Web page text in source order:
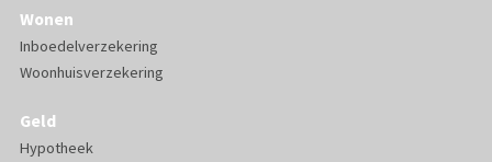
Wonen
Inboedelverzekering
Woonhuisverzekering
Geld
Hypotheek